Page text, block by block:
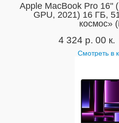
Apple MacBook Pro 16"
GPU, 2021) 16 ГБ,
космос»
4 324 р. 00 к.
Смотреть в